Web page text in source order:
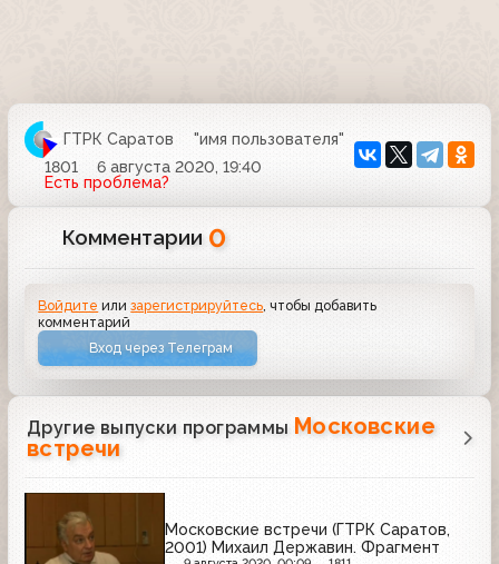
ГТРК Саратов
"имя пользователя"
1801
6 августа 2020, 19:40
Есть проблема?
Комментарии 0
Войдите илизарегистрируйтесь , чтобы добавить
комментарий
Вход через Телеграм
Другие выпуски программы Московские
встречи
Московские встречи (ГТРК Саратов,
2001) Михаил Державин. Фрагмент